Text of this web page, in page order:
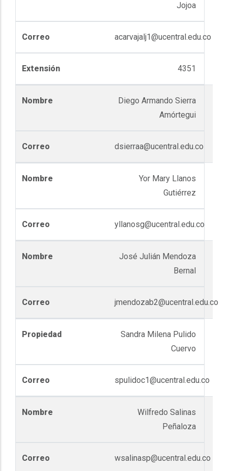
Jojoa
acarvajalj1@ucentral.edu.co
4351
Diego Armando Sierra
Amórtegui
dsierraa@ucentral.edu.co
Yor Mary Llanos
Gutiérrez
yllanosg@ucentral.edu.co
José Julián Mendoza
Bernal
jmendozab2@ucentral.edu.co
Sandra Milena Pulido
Cuervo
spulidoc1@ucentral.edu.co
Wilfredo Salinas
Peñaloza
wsalinasp@ucentral.edu.co